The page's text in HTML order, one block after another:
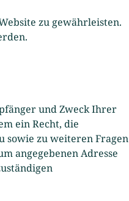
zu gewährleisten.
und Zweck Ihrer
ein Recht, die
sowie zu weiteren Fragen
angegebenen Adresse